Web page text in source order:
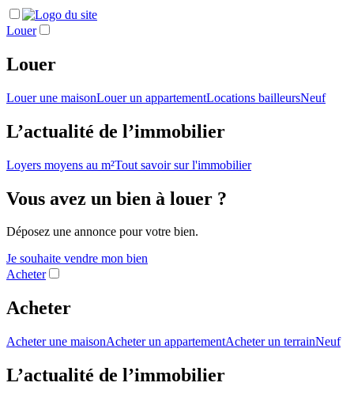
Louer
Louer
Louer une maisonLouer un appartementLocations bailleursNeuf
L’actualité de l’immobilier
Loyers moyens au m²Tout savoir sur l'immobilier
Vous avez un bien à louer ?
Déposez une annonce pour votre bien.
Je souhaite vendre mon bien
Acheter
Acheter
Acheter une maisonAcheter un appartementAcheter un terrainNeuf
L’actualité de l’immobilier